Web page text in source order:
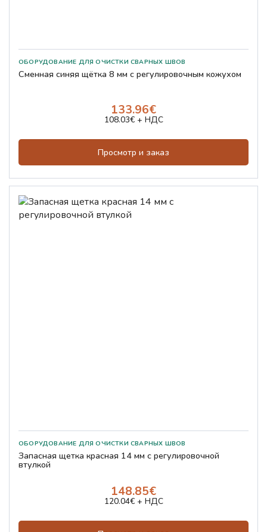
Сменная синяя щётка 8 мм с регулировочным кожухом
133.96€
108.03€ + НДС
Просмотр и заказ
Запасная щетка красная 14 мм с регулировочной
втулкой
148.85€
120.04€ + НДС